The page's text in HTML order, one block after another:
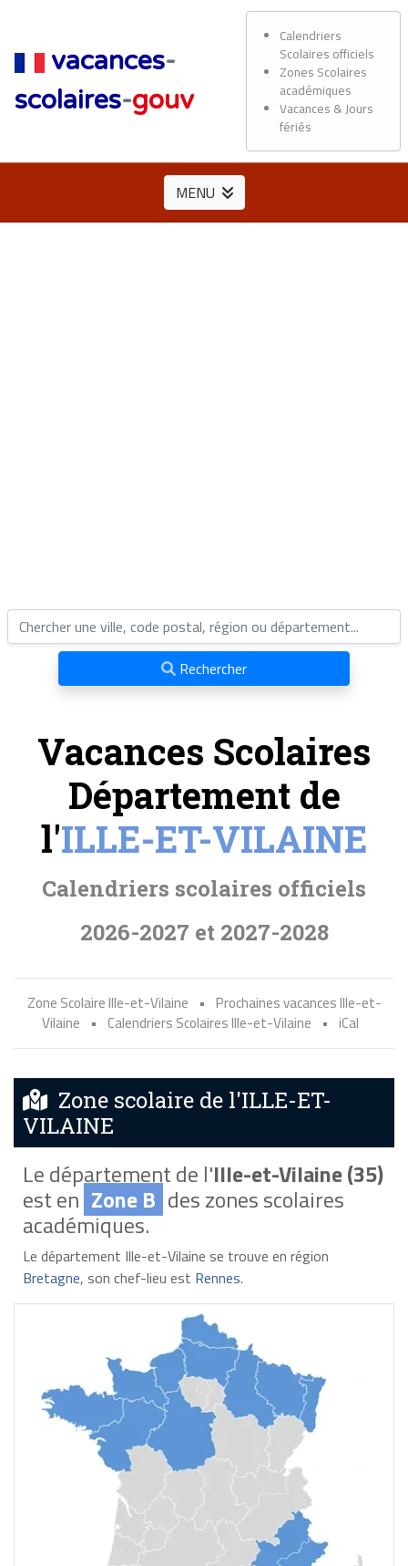
vacances-
scolaires-gouv
Calendriers
Scolaires officiels
Zones Scolaires
académiques
Vacances & Jours
fériés
MENU
Rechercher
Vacances Scolaires
Département de
l'ILLE-ET-VILAINE
Calendriers scolaires officiels
2026-2027 et 2027-2028
Zone Scolaire Ille-et-Vilaine •
Prochaines vacances Ille-et-
Vilaine
• Calendriers Scolaires Ille-et-Vilaine • iCal
Zone scolaire de l'ILLE-ET-
VILAINE
Le département de l'Ille-et-Vilaine (35)
est en Zone B des zones scolaires
académiques.
Le département Ille-et-Vilaine se trouve en région
Bretagne, son chef-lieu est Rennes.